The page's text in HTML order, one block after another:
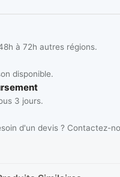
à 72h autres régions.
disponible.
3 jours.
d'un devis ? Contactez-